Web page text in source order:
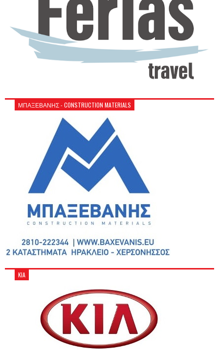
ΜΠΑΞΕΒΑΝΗΣ - CONSTRUCTION MATERIALS
KIA